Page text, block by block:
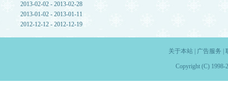
2013-02-02 - 2013-02-28
2013-01-02 - 2013-01-11
2012-12-12 - 2012-12-19
关于本站| 广告服务
Copyright (C) 1998-